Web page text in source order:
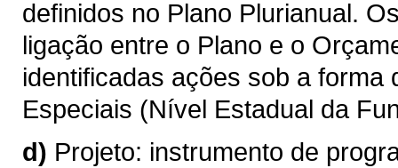
definidos no Plano Plurianual.
ligação entre o Plano e o
identificadas ações sob a forma
Especiais (Nível Estadual da
d) Projeto: instrumento de